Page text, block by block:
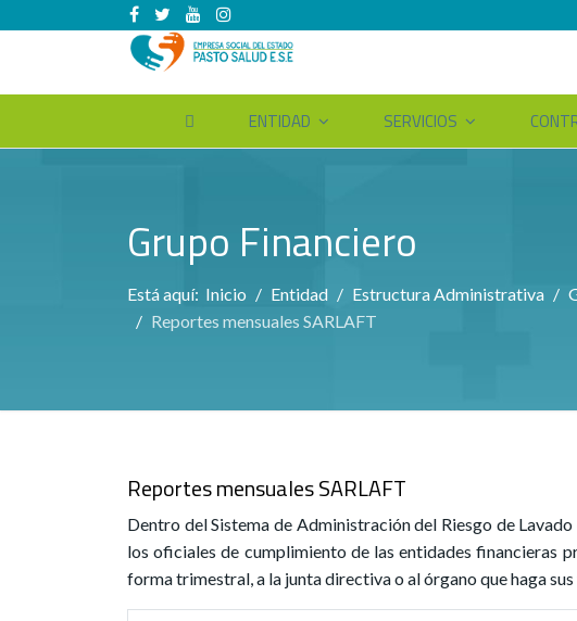
ENTIDAD SERVICIOS
Grupo Financiero
Está aquí: Inicio Entidad Estructura Administrativa
Reportes mensuales SARLAFT
Reportes mensuales SARLAFT
Dentro del Sistema de Administración del Riesgo de
los oficiales de cumplimiento de las entidades financieras
forma trimestral, a la junta directiva o al órgano que haga sus